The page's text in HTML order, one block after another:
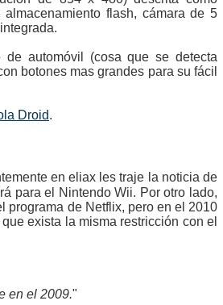
flash, cámara de 5
automóvil (cosa que se detecta
botones mas grandes para su fácil
Droid.
en eliax les traje la noticia de
para el Nintendo Wii. Por otro lado,
programa de Netflix, pero en el 2010
exista la misma restricción con el
en el 2009."